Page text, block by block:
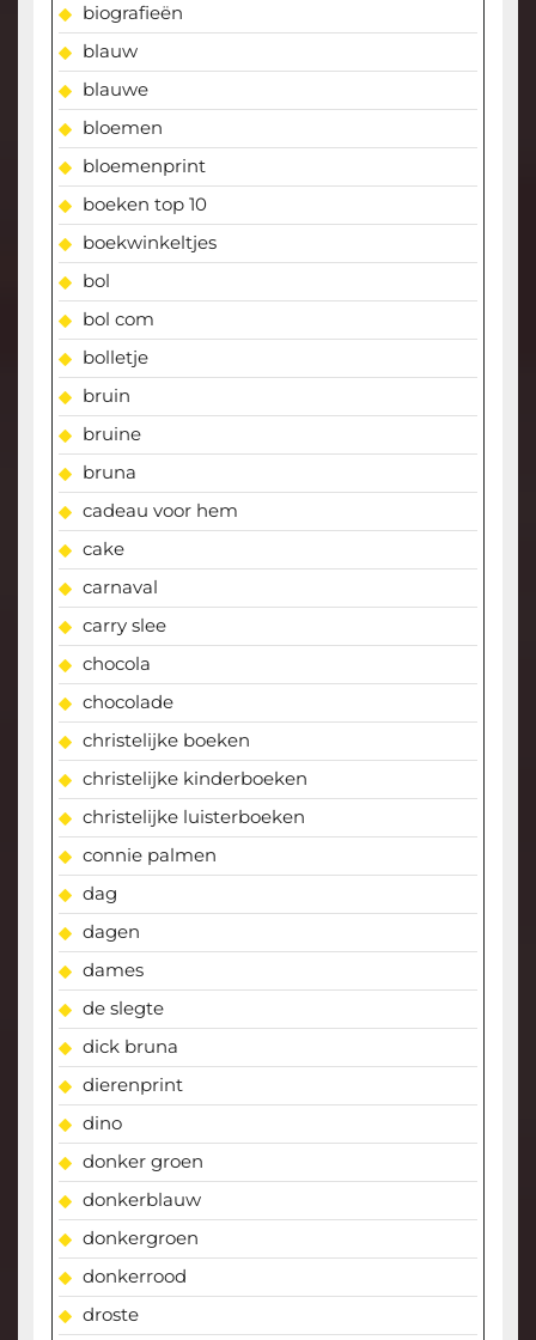
biografieën
blauw
blauwe
bloemen
bloemenprint
boeken top 10
boekwinkeltjes
bol
bol com
bolletje
bruin
bruine
bruna
cadeau voor hem
cake
carnaval
carry slee
chocola
chocolade
christelijke boeken
christelijke kinderboeken
christelijke luisterboeken
connie palmen
dag
dagen
dames
de slegte
dick bruna
dierenprint
dino
donker groen
donkerblauw
donkergroen
donkerrood
droste